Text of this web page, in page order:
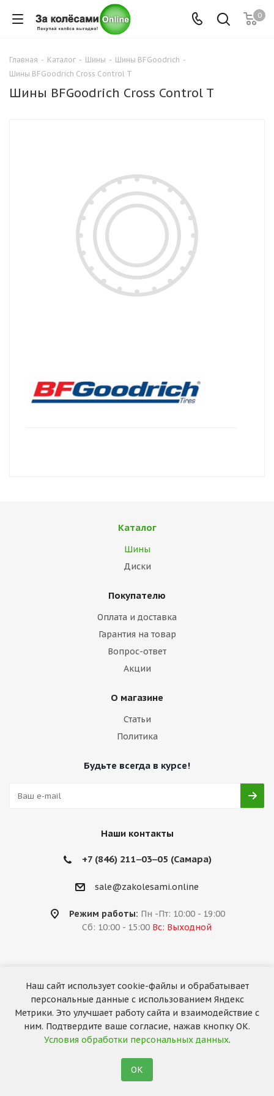
0
Главная - Каталог - Шины - Шины BFGoodrich -
Шины BFGoodrich Cross Control T
Шины BFGoodrich Cross Control T
Каталог
Шины
Диски
Покупателю
Оплата и доставка
Гарантия на товар
Вопрос-ответ
Акции
О магазине
Статьи
Политика
Будьте всегда в курсе!
Наши контакты
+7 (846) 211‒03‒05 (Самара)
sale@zakolesami.online
Режим работы: Пн -Пт: 10:00 - 19:00
Сб: 10:00 - 15:00 Вс: Выходной
2026 © «За колёсами.Online»
Запуск сайта —RuMaster
Наш сайт использует cookie-файлы и обрабатывает
персональные данные с использованием Яндекс
Метрики. Это улучшает работу сайта и взаимодействие с
ним. Подтвердите ваше согласие, нажав кнопку ОК.
Условия обработки персональных данных.
ОК